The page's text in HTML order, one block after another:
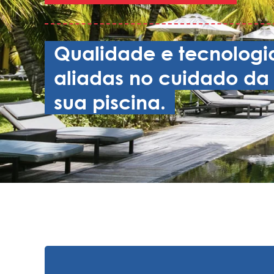
Qualidade e
aliadas no cuidado da
sua piscina.